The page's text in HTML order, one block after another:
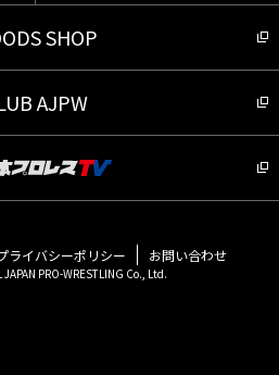
SHOP
AJPW
ライバシーポリシー お問い合わせ
PRO-WRESTLING Co., Ltd.